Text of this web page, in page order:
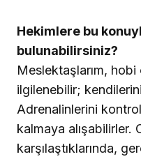
Hekimlere bu
bulunabilirsiniz?
Meslektaşlarım,
ilgilenebilir;
Adrenalinlerini
kalmaya alışabilirler.
karşılaştıklarında,